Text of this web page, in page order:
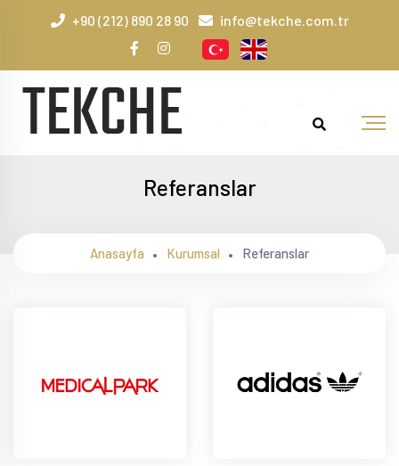
+90 (212) 890 28 90 info@tekche.com.tr
Referanslar
Anasayfa Kurumsal Referanslar